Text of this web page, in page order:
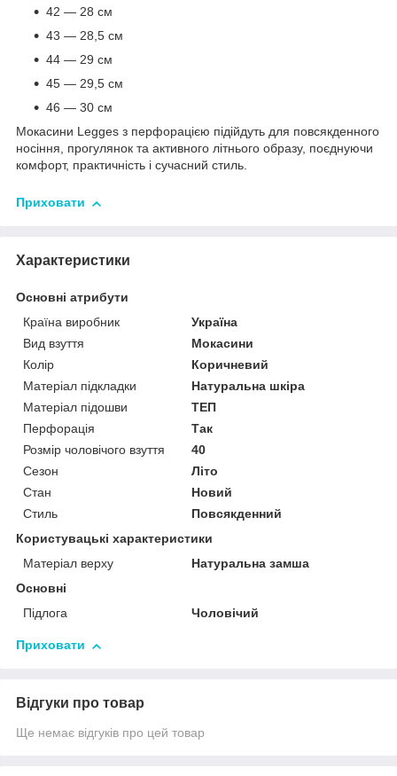
42 — 28 см
43 — 28,5 см
44 — 29 см
45 — 29,5 см
46 — 30 см
Мокасини Legges з перфорацією підійдуть для повсякденного
носіння, прогулянок та активного літнього образу, поєднуючи
комфорт, практичність і сучасний стиль.
Приховати
Характеристики
Основні атрибути
Країна виробник
Україна
Вид взуття
Мокасини
Колір
Коричневий
Матеріал підкладки
Натуральна шкіра
Матеріал підошви
ТЕП
Перфорація
Так
Розмір чоловічого взуття
40
Сезон
Літо
Стан
Новий
Стиль
Повсякденний
Користувацькі характеристики
Матеріал верху
Натуральна замша
Основні
Підлога
Чоловічий
Приховати
Відгуки про товар
Ще немає відгуків про цей товар